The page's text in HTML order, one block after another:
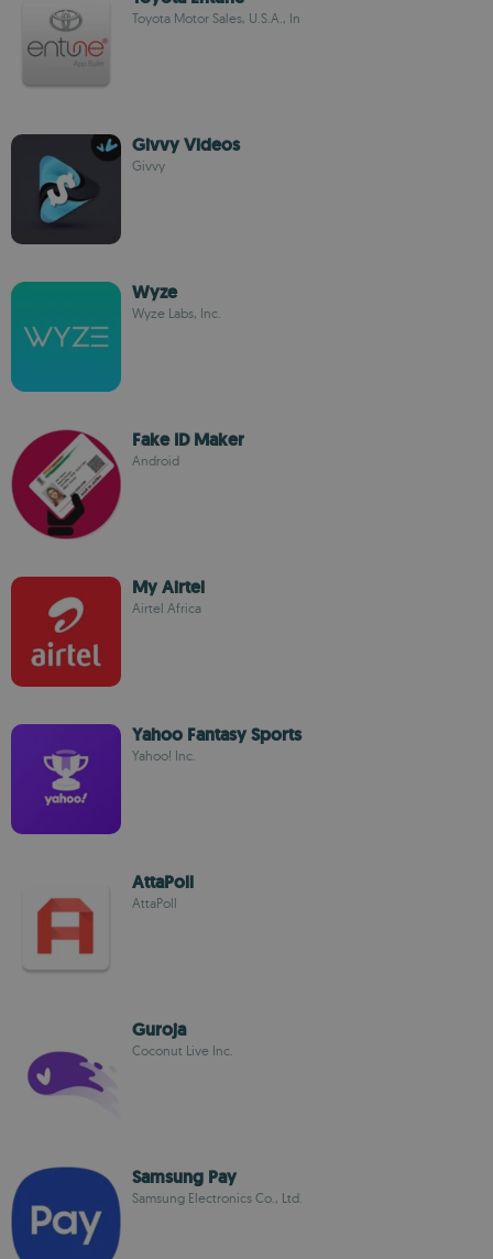
Toyota Motor Sales, U.S.A., In
Givvy Videos
Givvy
Wyze
Wyze Labs, Inc.
Fake ID Maker
Android
My Airtel
Airtel Africa
Yahoo Fantasy Sports
Yahoo! Inc.
AttaPoll
AttaPoll
Guroja
Coconut Live Inc.
Samsung Pay
Samsung Electronics Co., Ltd.